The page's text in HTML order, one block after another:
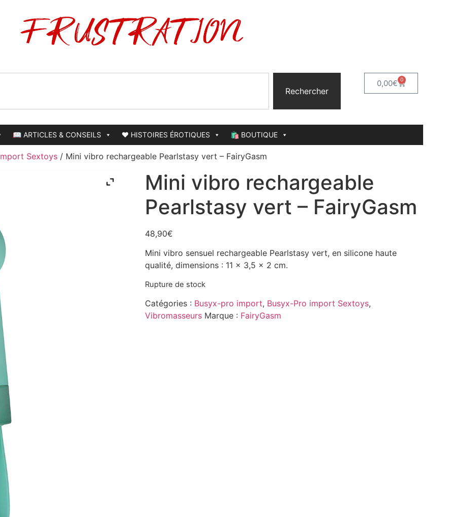
Rechercher
0,00€ 0
📖 ARTICLES & CONSEILS ❤️ HISTOIRES ÉROTIQUES 🛍️ BOUTIQUE
Sextoys / Mini vibro rechargeable Pearlstasy vert – FairyGasm
Mini vibro rechargeable
Pearlstasy vert – FairyGasm
48,90€
Mini vibro sensuel rechargeable Pearlstasy vert, en silicone haute
qualité, dimensions : 11 x 3,5 x 2 cm.
Rupture de stock
Catégories : Busyx-pro import, Busyx-Pro import Sextoys,
Vibromasseurs Marque : FairyGasm